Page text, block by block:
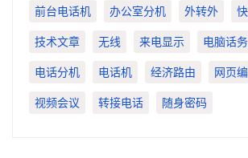
前台电话机 办公室分机 外转外
技术文章 无线 来电显示 电脑话
电话分机 电话机 经济路由 网页
视频会议 转接电话 随身密码